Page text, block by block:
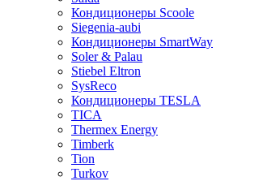
Кондиционеры Scoole
Siegenia-aubi
Кондиционеры SmartWay
Soler & Palau
Stiebel Eltron
SysReco
Кондиционеры TESLA
TICA
Thermex Energy
Timberk
Tion
Turkov